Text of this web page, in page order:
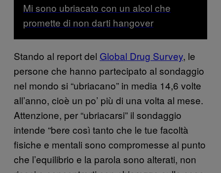
Mi sono ubriacato con un alcol che
promette di non darti hangover
Stando al report del Global Drug Survey, le
persone che hanno partecipato al sondaggio
nel mondo si “ubriacano” in media 14,6 volte
all’anno, cioè un po’ più di una volta al mese.
Attenzione, per “ubriacarsi” il sondaggio
intende “bere così tanto che le tue facoltà
fisiche e mentali sono compromesse al punto
che l’equilibrio e la parola sono alterati, non